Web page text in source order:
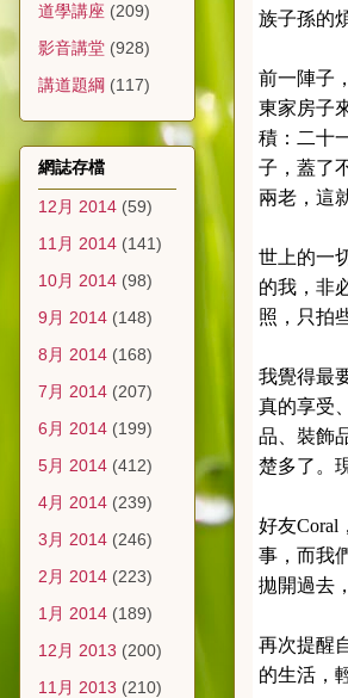
族子孫的
前一陣子
東家房子
積：二十
子，蓋了
兩老，這
世上的一
的我，非
照，只拍
我覺得最
真的享受
品、裝飾
楚多了。
好友Coral
事，而我
拋開過去
再次提醒
的生活，
道學講座 (209)
影音講堂 (928)
講道題綱 (117)
網誌存檔
12月 2014 (59)
11月 2014 (141)
10月 2014 (98)
9月 2014 (148)
8月 2014 (168)
7月 2014 (207)
6月 2014 (199)
5月 2014 (412)
4月 2014 (239)
3月 2014 (246)
2月 2014 (223)
1月 2014 (189)
12月 2013 (200)
11月 2013 (210)